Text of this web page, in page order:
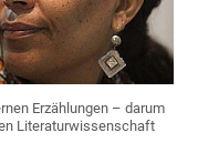
Erzählungen – darum
Literaturwissenschaft